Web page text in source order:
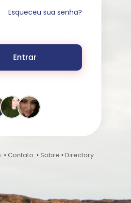
Esqueceu sua senha?
Entrar
• Contato • Sobre • Directory